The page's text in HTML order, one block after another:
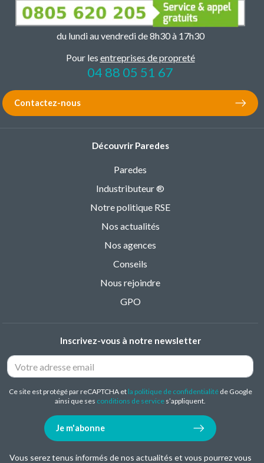
du lundi au vendredi de 8h30 à 17h30
Pour les entreprises de propreté
04 88 05 51 67
Contactez-nous
Découvrir Paredes
Paredes
Industributeur ®
Notre politique RSE
Nos actualités
Nos agences
Conseils
Nous rejoindre
GPO
Inscrivez-vous à notre newsletter
Ce site est protégé par reCAPTCHA et la politique de confidentialitéde Google
ainsi que ses conditions de service s’appliquent.
Je m'abonne
Vous serez tenus informés de nos actualités et vous pourrez vous